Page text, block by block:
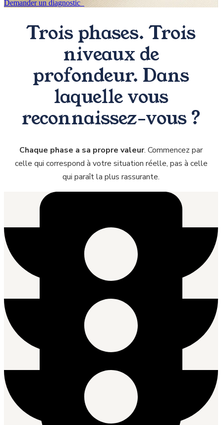
Demander un diagnostic_
Trois phases. Trois
niveaux de
profondeur. Dans
laquelle vous
reconnaissez-vous ?
Chaque phase a sa propre valeur. Commencez par
celle qui correspond à votre situation réelle, pas à celle
qui paraît la plus rassurante.